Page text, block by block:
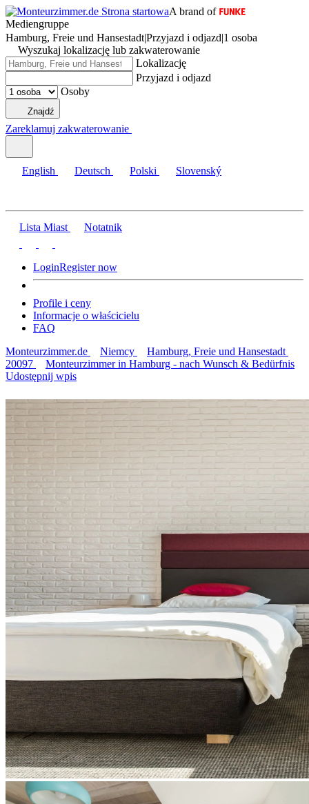
A brand of
Mediengruppe
Hamburg, Freie und Hansestadt|Przyjazd i odjazd|1 osoba
Wyszukaj lokalizację lub zakwaterowanie
Lokalizację
Przyjazd i odjazd
Osoby
Znajdź
Zareklamuj zakwaterowanie
English Deutsch Polski Slovenský
Lista Miast Notatnik
LoginRegister now
Profile i ceny
Informacje o właścicielu
FAQ
Monteurzimmer.de
Niemcy
Hamburg, Freie und Hansestadt
20097
Monteurzimmer in Hamburg - nach Wunsch & Bedürfnis
Udostępnij wpis